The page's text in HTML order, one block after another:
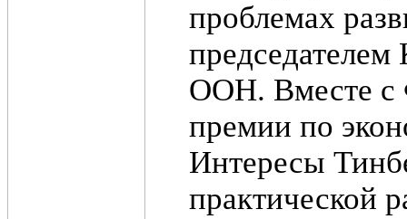
проблемах
ООН. Вместе с
премии по
Интересы
практической